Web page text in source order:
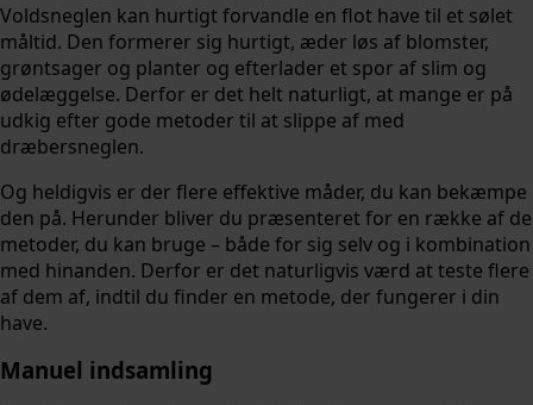
Voldsneglen kan hurtigt forvandle en flot have til et sølet
måltid. Den formerer sig hurtigt, æder løs af blomster,
grøntsager og planter og efterlader et spor af slim og
ødelæggelse. Derfor er det helt naturligt, at mange er på
udkig efter gode metoder til at slippe af med
dræbersneglen.
Og heldigvis er der flere effektive måder, du kan bekæmpe
den på. Herunder bliver du præsenteret for en række af de
metoder, du kan bruge – både for sig selv og i kombination
med hinanden. Derfor er det naturligvis værd at teste flere
af dem af, indtil du finder en metode, der fungerer i din
have.
Manuel indsamling